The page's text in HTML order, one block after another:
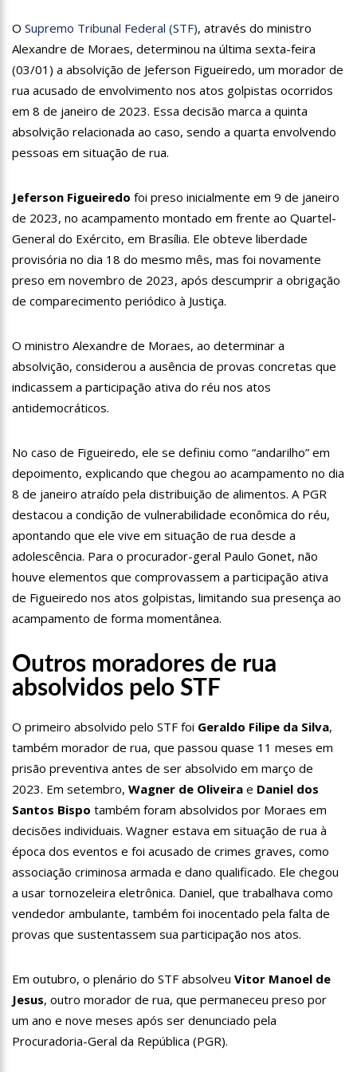
recebido por multidão na zona Sul de Manaus
12:51 Hissa Abrahão dispara e deve ser o primeiro no Avante à
21:55
Hissa Abrahão fala em oportunidades para feirantes no
Eldorado
22:45 Hissa Abrahão tem candidatura deferida pela Justiça Eleitoral
20:33 Hissa Abrahão pede aos eleitores que compareçam às urnas
deste ano
10:32 Vacinação contra Covid-19 acontece em 12 postos neste
sábado em Manaus
18:03 Bolsistas do Prouni começam a receber hoje auxílio de R$
400
17:50 Pesquisa aponta que tecnologia pode ajudar na melhoria da
qualidade das escolas no Amazonas
obras para combater desemprego? fome e miséria
19:46 Viviane Lima é aposta do MDB para ser deputada federal do
Amazonas
20:23 Prefeitura abre credenciamento de prestadores de serviços
desponta nas pesquisas de intenção de votos
10:06 Populares expulsam equipe da Amazonas Energia que
tentava instalar novos medidores em Manaus
08:46 Bolsonaro vai retornar a Manaus na segunda quinzena de
22:10
PRÉ-CANDIDATURA – ‘Vamos mostrar nossa força’, diz Arthur
ao ser ovacionado em festa popular
14:41 Mais de 50 unidades de saúde da Prefeitura ofertam vacina
contra a Covid-19 nesta semana em Manaus
13:57 Moradores celebram pagamento de indenizações do Anel
11:55 Enem só em 2022, tem 3,3 milhões de inscrições confirmadas
no Brasil
11:32 Engenheiro é o segundo brasileiro a viajar ao espaço, confira
11:07 Ucrânia recupera cerca de 20% do território perdido em
15:39 Provas do concurso da Semsa do nível médio acontecem
neste domingo em Manaus
Wilson Lima concede a 6.705 famílias o direito de uso da terra
em 11 Unidades de Conservação Estaduais
20:34 Capacitação para Conselheiros Tutelares do Amazonas tem
inicio programado para setembro
17:01 Veja agora a programação Cultural para o domingo do Dia
dos Pais na cidade de Manaus.
21:23
Após Receber R$21,4 Milhões Do Governo Do Amazonas,
Prime Serviços É Barrada Pelo CSC
18:55 Violinista Victor Camilo encanta a cidade de Manaus com
19:03 Deputado Péricles Faz Manobra Que Pode Enterrar CPI Da
Pandemia, Na ALEAM
Começa na próxima semana em Manaus, a vacinação em
massa contra a Influenza, sendo disponibilizada para toda
população.
11:41
Morre Otávio Raman Neves, dono do jornal em tempo,
O Supremo Tribunal Federal (STF), através do ministro
Alexandre de Moraes, determinou na última sexta-feira
(03/01) a absolvição de Jeferson Figueiredo, um morador de
rua acusado de envolvimento nos atos golpistas ocorridos
em 8 de janeiro de 2023. Essa decisão marca a quinta
absolvição relacionada ao caso, sendo a quarta envolvendo
pessoas em situação de rua.
Jeferson Figueiredo foi preso inicialmente em 9 de janeiro
de 2023, no acampamento montado em frente ao Quartel-
General do Exército, em Brasília. Ele obteve liberdade
provisória no dia 18 do mesmo mês, mas foi novamente
preso em novembro de 2023, após descumprir a obrigação
de comparecimento periódico à Justiça.
O ministro Alexandre de Moraes, ao determinar a
absolvição, considerou a ausência de provas concretas que
indicassem a participação ativa do réu nos atos
antidemocráticos.
No caso de Figueiredo, ele se definiu como “andarilho” em
depoimento, explicando que chegou ao acampamento no dia
8 de janeiro atraído pela distribuição de alimentos. A PGR
destacou a condição de vulnerabilidade econômica do réu,
apontando que ele vive em situação de rua desde a
adolescência. Para o procurador-geral Paulo Gonet, não
houve elementos que comprovassem a participação ativa
de Figueiredo nos atos golpistas, limitando sua presença ao
acampamento de forma momentânea.
Outros moradores de rua
absolvidos pelo STF
O primeiro absolvido pelo STF foi Geraldo Filipe da Silva,
também morador de rua, que passou quase 11 meses em
prisão preventiva antes de ser absolvido em março de
2023. Em setembro, Wagner de Oliveira e Daniel dos
Santos Bispo também foram absolvidos por Moraes em
decisões individuais. Wagner estava em situação de rua à
época dos eventos e foi acusado de crimes graves, como
associação criminosa armada e dano qualificado. Ele chegou
a usar tornozeleira eletrônica. Daniel, que trabalhava como
vendedor ambulante, também foi inocentado pela falta de
provas que sustentassem sua participação nos atos.
Em outubro, o plenário do STF absolveu Vitor Manoel de
Jesus, outro morador de rua, que permaneceu preso por
um ano e nove meses após ser denunciado pela
Procuradoria-Geral da República (PGR).